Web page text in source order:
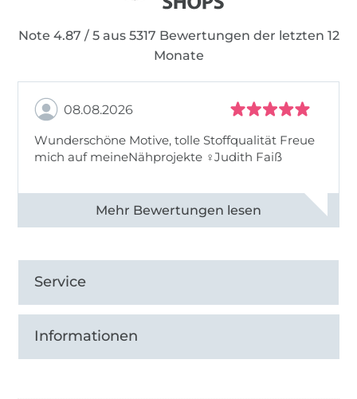
Note 4.87 / 5 aus 5317 Bewertungen der letzten 12
Monate
08.08.2026
Wunderschöne Motive, tolle Stoffqualität Freue
mich auf meineNähprojekte ♀Judith Faiß
Alle 82990 Bewertungen ansehen
Service
Informationen